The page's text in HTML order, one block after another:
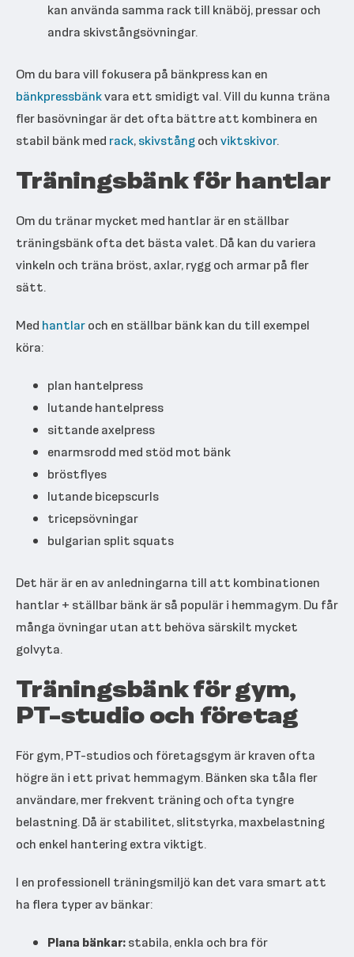
kan använda samma rack till knäböj, pressar och
andra skivstångsövningar.
Om du bara vill fokusera på bänkpress kan en
bänkpressbänkvara ett smidigt val. Vill du kunna träna
fler basövningar är det ofta bättre att kombinera en
stabil bänk med rack,skivstångochviktskivor.
Träningsbänk för hantlar
Om du tränar mycket med hantlar är en ställbar
träningsbänk ofta det bästa valet. Då kan du variera
vinkeln och träna bröst, axlar, rygg och armar på fler
sätt.
Med hantlaroch en ställbar bänk kan du till exempel
köra:
plan hantelpress
lutande hantelpress
sittande axelpress
enarmsrodd med stöd mot bänk
bröstflyes
lutande bicepscurls
tricepsövningar
bulgarian split squats
Det här är en av anledningarna till att kombinationen
hantlar + ställbar bänk är så populär i hemmagym. Du får
många övningar utan att behöva särskilt mycket
golvyta.
Träningsbänk för gym,
PT-studio och företag
För gym, PT-studios och företagsgym är kraven ofta
högre än i ett privat hemmagym. Bänken ska tåla fler
användare, mer frekvent träning och ofta tyngre
belastning. Då är stabilitet, slitstyrka, maxbelastning
och enkel hantering extra viktigt.
I en professionell träningsmiljö kan det vara smart att
ha flera typer av bänkar:
Plana bänkar:stabila, enkla och bra för